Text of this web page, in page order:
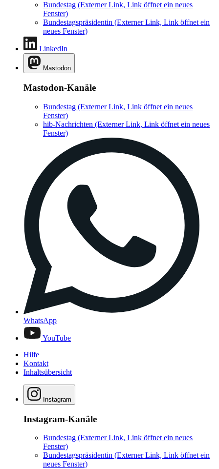
Bundestag (Externer Link, Link öffnet ein neues
Fenster)
Bundestagspräsidentin (Externer Link, Link öffnet ein
neues Fenster)
LinkedIn
Mastodon
Mastodon-Kanäle
Bundestag (Externer Link, Link öffnet ein neues
Fenster)
hib-Nachrichten (Externer Link, Link öffnet ein neues
Fenster)
WhatsApp
YouTube
Hilfe
Kontakt
Inhaltsübersicht
Instagram
Instagram-Kanäle
Bundestag (Externer Link, Link öffnet ein neues
Fenster)
Bundestagspräsidentin (Externer Link, Link öffnet ein
neues Fenster)